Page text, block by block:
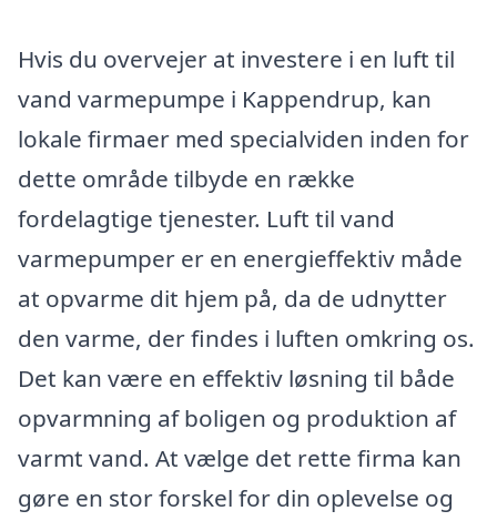
Hvis du overvejer at investere i en luft til
vand varmepumpe i Kappendrup, kan
lokale firmaer med specialviden inden for
dette område tilbyde en række
fordelagtige tjenester. Luft til vand
varmepumper er en energieffektiv måde
at opvarme dit hjem på, da de udnytter
den varme, der findes i luften omkring os.
Det kan være en effektiv løsning til både
opvarmning af boligen og produktion af
varmt vand. At vælge det rette firma kan
gøre en stor forskel for din oplevelse og